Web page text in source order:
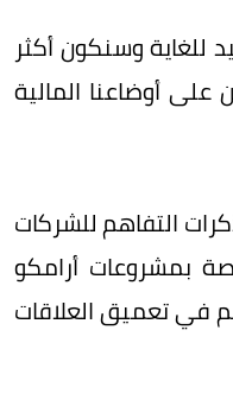
للغاية وسنكون أكثر
أوضاعنا المالية
التفاهم للشركات
بمشروعات أرامكو
في تعميق العلاقات